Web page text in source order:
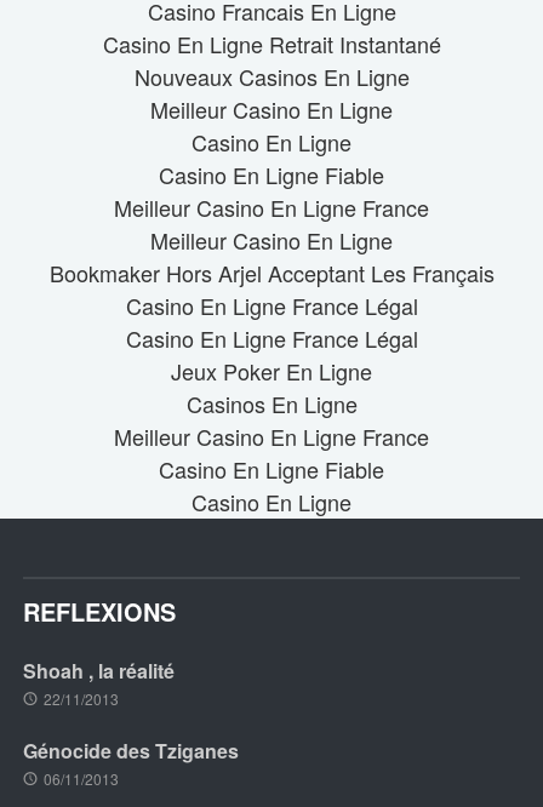
Casino Francais En Ligne
Casino En Ligne Retrait Instantané
Nouveaux Casinos En Ligne
Meilleur Casino En Ligne
Casino En Ligne
Casino En Ligne Fiable
Meilleur Casino En Ligne France
Meilleur Casino En Ligne
Bookmaker Hors Arjel Acceptant Les Français
Casino En Ligne France Légal
Casino En Ligne France Légal
Jeux Poker En Ligne
Casinos En Ligne
Meilleur Casino En Ligne France
Casino En Ligne Fiable
Casino En Ligne
REFLEXIONS
Shoah , la réalité
22/11/2013
Génocide des Tziganes
06/11/2013